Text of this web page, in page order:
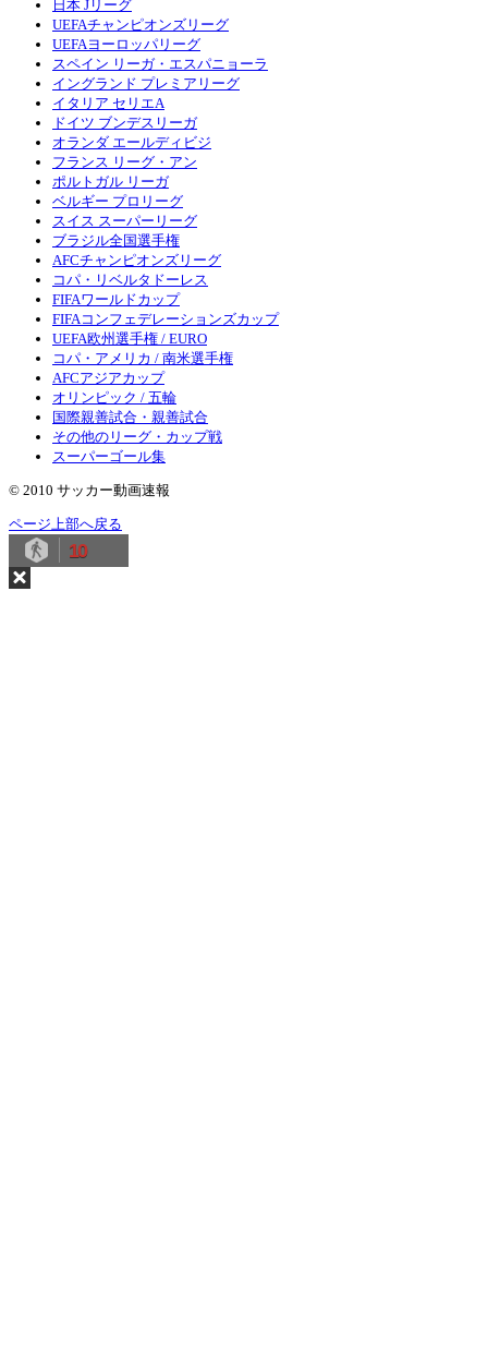
日本 Jリーグ
UEFAチャンピオンズリーグ
UEFAヨーロッパリーグ
スペイン リーガ・エスパニョーラ
イングランド プレミアリーグ
イタリア セリエA
ドイツ ブンデスリーガ
オランダ エールディビジ
フランス リーグ・アン
ポルトガル リーガ
ベルギー プロリーグ
スイス スーパーリーグ
ブラジル全国選手権
AFCチャンピオンズリーグ
コパ・リベルタドーレス
FIFAワールドカップ
FIFAコンフェデレーションズカップ
UEFA欧州選手権 / EURO
コパ・アメリカ / 南米選手権
AFCアジアカップ
オリンピック / 五輪
国際親善試合・親善試合
その他のリーグ・カップ戦
スーパーゴール集
© 2010 サッカー動画速報
ページ上部へ戻る
10